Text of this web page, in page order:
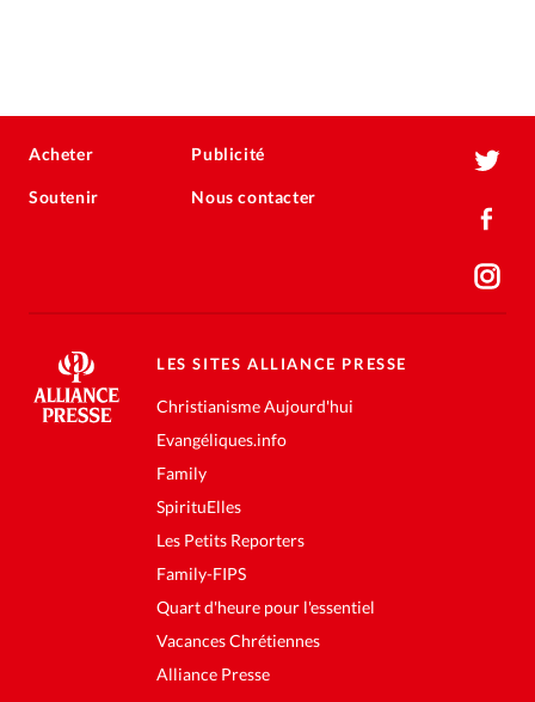
Acheter
Soutenir
Publicité
Nous contacter
LES SITES ALLIANCE PRESSE
Christianisme Aujourd'hui
Evangéliques.info
Family
SpirituElles
Les Petits Reporters
Family-FIPS
Quart d'heure pour l'essentiel
Vacances Chrétiennes
Alliance Presse